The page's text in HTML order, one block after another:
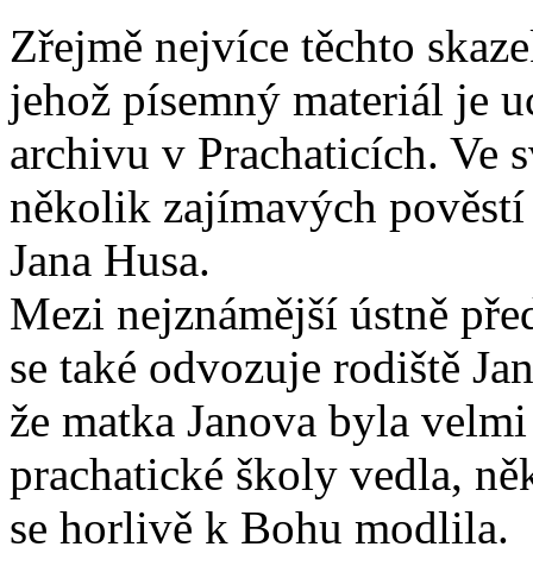
Zřejmě nejvíce těchto
jehož písemný materiál je
archivu v Prachaticích. Ve
několik zajímavých
Jana Husa.
Mezi nejznámější ústně
se také odvozuje rodiště
že matka Janova byla
prachatické školy vedla,
se horlivě k Bohu modlila.